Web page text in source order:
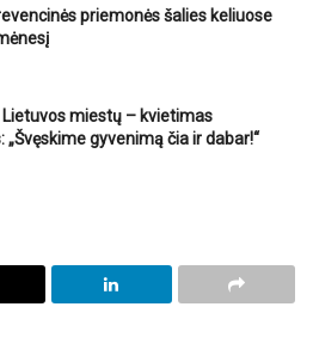
priemonės šalies keliuose
Lietuvos miestų – kvietimas
„Švęskime gyvenimą čia ir dabar!“